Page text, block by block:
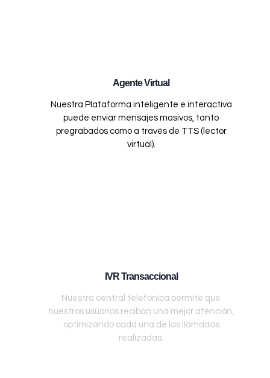
Agente Virtual
Nuestra Plataforma inteligente e interactiva
puede enviar mensajes masivos, tanto
pregrabados como a través de TTS (lector
virtual).
IVR Transaccional
Nuestra central telefónica permite que
nuestros usuarios reciban una mejor atención,
optimizando cada una de las llamadas
realizadas.